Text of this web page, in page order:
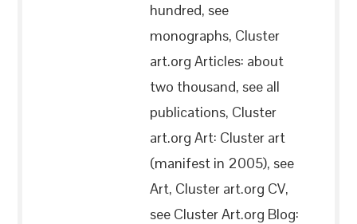
hundred, see
monographs, Cluster
art.org Articles: about
two thousand, see all
publications, Cluster
art.org Art: Cluster art
(manifest in 2005), see
Art, Cluster art.org CV,
see Cluster Art.org Blog: